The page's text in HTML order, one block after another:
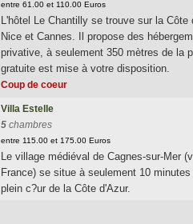
entre 61.00 et 110.00 Euros
L'hôtel Le Chantilly se trouve sur la
Nice et Cannes. Il propose des
privative, à seulement 350 mètres de la
gratuite est mise à votre disposition.
Coup de coeur
Villa Estelle
5 chambres
entre 115.00 et 175.00 Euros
Le village médiéval de Cagnes-sur-Mer
France) se situe à seulement 10
plein c?ur de la Côte d'Azur.